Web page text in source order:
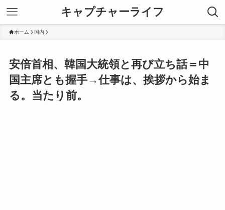
キャプチャーライフ
ホーム 国内
安倍首相、韓国大統領と再び立ち話＝中
国主席とも握手→仕事は、挨拶から始ま
る。当たり前。